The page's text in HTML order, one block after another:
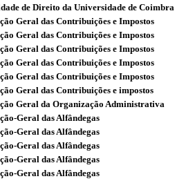
de Direito da Universidade de Coimbra
Geral das Contribuições e Impostos
Geral das Contribuições e Impostos
Geral das Contribuições e Impostos
Geral das Contribuições e Impostos
Geral das Contribuições e Impostos
Geral das Contribuições e impostos
Geral da Organização Administrativa
Geral das Alfândegas
Geral das Alfândegas
Geral das Alfândegas
Geral das Alfândegas
Geral das Alfândegas